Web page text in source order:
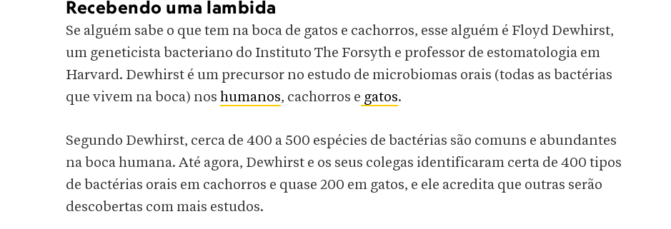
Recebendo uma lambida
Se alguém sabe o que tem na boca de gatos e cachorros, esse alguém é Floyd Dewhirst,
um geneticista bacteriano do Instituto The Forsyth e professor de estomatologia em
Harvard. Dewhirst é um precursor no estudo de microbiomas orais (todas as bactérias
que vivem na boca) nos humanos, cachorros e gatos.
Segundo Dewhirst, cerca de 400 a 500 espécies de bactérias são comuns e abundantes
na boca humana. Até agora, Dewhirst e os seus colegas identificaram certa de 400 tipos
de bactérias orais em cachorros e quase 200 em gatos, e ele acredita que outras serão
descobertas com mais estudos.